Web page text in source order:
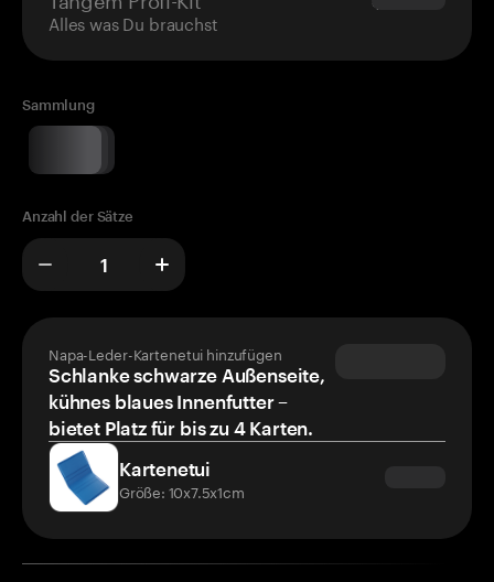
Alles was Du brauchst
Sammlung
Anzahl der Sätze
Napa-Leder-Kartenetui hinzufügen
Schlanke schwarze Außenseite,
kühnes blaues Innenfutter –
bietet Platz für bis zu 4 Karten.
Kartenetui
Größe: 10x7.5x1cm